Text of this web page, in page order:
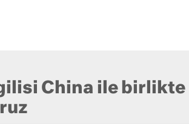
China ile birlikte